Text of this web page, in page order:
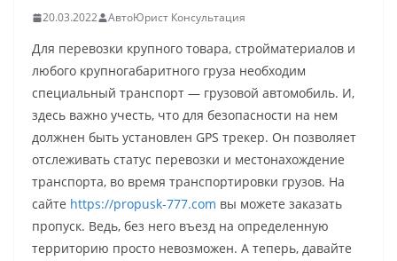
20.03.2022 АвтоЮрист Консультация
Для перевозки крупного товара, стройматериалов и
любого крупногабаритного груза необходим
специальный транспорт — грузовой автомобиль. И,
здесь важно учесть, что для безопасности на нем
должнен быть установлен GPS трекер. Он позволяет
отслеживать статус перевозки и местонахождение
транспорта, во время транспортировки грузов. На
сайте https://propusk-777.com вы можете заказать
пропуск. Ведь, без него въезд на определенную
территорию просто невозможен. А теперь, давайте